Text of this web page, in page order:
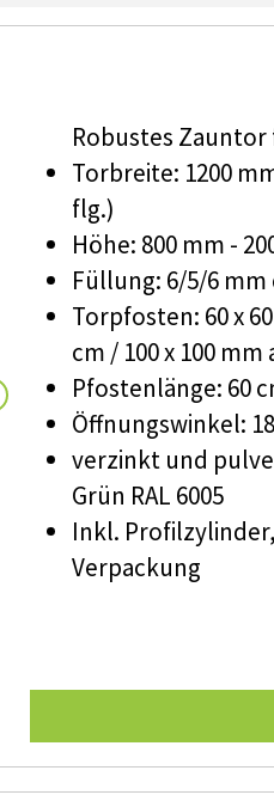
Robustes
Torbreite: 1200
flg.)
Höhe: 800 mm -
Füllung: 6/5/6
Torpfosten: 60 x
cm / 100 x 100 mm
Pfostenlänge: 60
Öffnungswinkel:
verzinkt und
Grün RAL 6005
Inkl.
Verpackung